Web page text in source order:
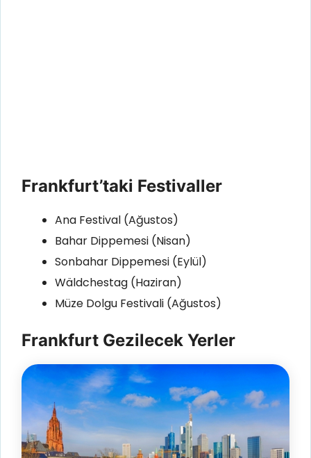
Frankfurt’taki Festivaller
Ana Festival (Ağustos)
Bahar Dippemesi (Nisan)
Sonbahar Dippemesi (Eylül)
Wäldchestag (Haziran)
Müze Dolgu Festivali (Ağustos)
Frankfurt Gezilecek Yerler